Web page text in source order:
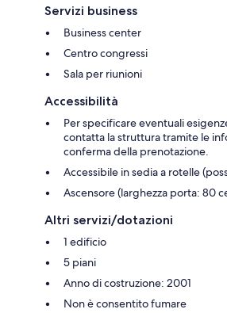
Servizi business
Business center
Centro congressi
Sala per riunioni
Accessibilità
Per specificare eventuali
contatta la struttura tramite le
conferma della prenotazione.
Accessibile in sedia a rotelle
Ascensore (larghezza porta: 80
Altri servizi/dotazioni
1 edificio
5 piani
Anno di costruzione: 2001
Non è consentito fumare